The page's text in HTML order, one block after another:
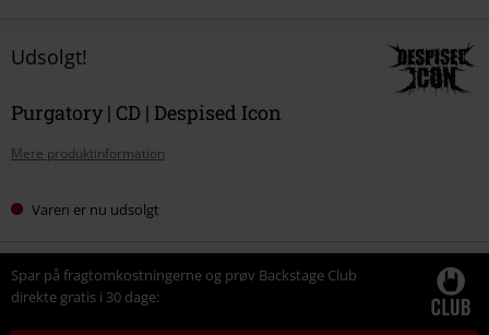
Udsolgt!
Purgatory | CD | Despised Icon
Mere produktinformation
Varen er nu udsolgt
Spar på fragtomkostningerne og prøv Backstage Club
direkte gratis i 30 dage: